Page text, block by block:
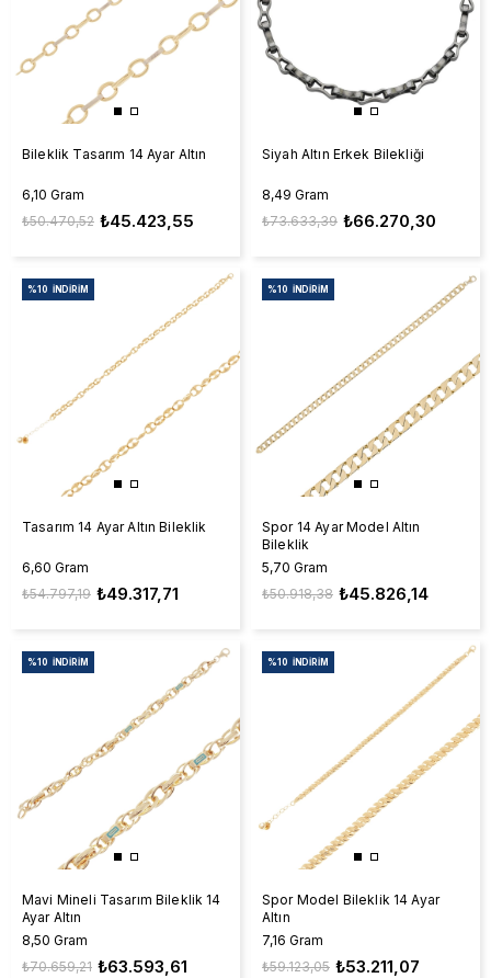
Bileklik Tasarım 14 Ayar Altın
6,10 Gram
₺45.423,55
₺50.470,52
Siyah Altın Erkek Bilekliği
8,49 Gram
₺66.270,30
₺73.633,39
Tasarım 14 Ayar Altın Bileklik
6,60 Gram
₺49.317,71
₺54.797,19
%10 İNDIRIM
Spor 14 Ayar Model Altın
Bileklik
5,70 Gram
₺45.826,14
₺50.918,38
%10 İNDIRIM
Mavi Mineli Tasarım Bileklik 14
Ayar Altın
8,50 Gram
₺63.593,61
₺70.659,21
%10 İNDIRIM
Spor Model Bileklik 14 Ayar
Altın
7,16 Gram
₺53.211,07
₺59.123,05
%10 İNDIRIM